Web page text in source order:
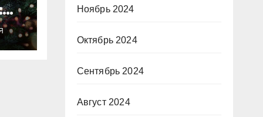
Ноябрь 2024
Октябрь 2024
Сентябрь 2024
Август 2024